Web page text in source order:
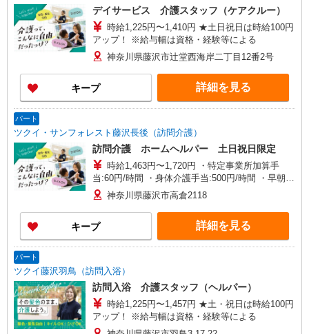
デイサービス 介護スタッフ（ケアクルー）
時給1,225円〜1,410円 ★土日祝日は時給100円
アップ！ ※給与幅は資格・経験等による
神奈川県藤沢市辻堂西海岸二丁目12番2号
キープ 詳細を見る
パート
ツクイ・サンフォレスト藤沢長後（訪問介護）
訪問介護 ホームヘルパー 土日祝日限定
時給1,463円〜1,720円 ・特定事業所加算手
当:60円/時間 ・身体介護手当:500円/時間 ・早朝夜
間深夜手当:300円/時間 （18:00〜翌07:59の時間
帯） ・ICT手当:2,000円/月 ・深夜割増は別途支給
・ケア→ケアの移動時間も賃金（時給）を支給 ・
土日祝日手当:100円/時間含む ※給与幅は資格・経
験等による
神奈川県藤沢市高倉2118
キープ 詳細を見る
パート
ツクイ藤沢羽鳥（訪問入浴）
訪問入浴 介護スタッフ（ヘルパー）
時給1,225円〜1,457円 ★土・祝日は時給100円
アップ！ ※給与幅は資格・経験等による